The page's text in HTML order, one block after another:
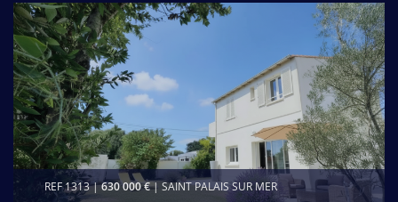
REF 1313 |630 000 €| SAINT PALAIS SUR MER